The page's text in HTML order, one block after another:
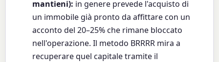
mantieni): in genere prevede l'acquisto di
un immobile già pronto da affittare con un
acconto del 20–25% che rimane bloccato
nell'operazione. Il metodo BRRRR mira a
recuperare quel capitale tramite il